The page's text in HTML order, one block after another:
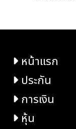
หน้าแรก
ประกัน
การเงิน
หุ้น